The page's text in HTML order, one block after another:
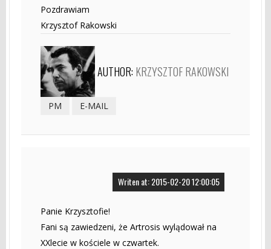
Pozdrawiam
Krzysztof Rakowski
AUTHOR: KRZYSZTOF RAKOWSKI
PM E-MAIL
Writen at: 2015-02-20 12:00:05
Panie Krzysztofie!
Fani są zawiedzeni, że Artrosis wylądował na
XXlecie w kościele w czwartek.